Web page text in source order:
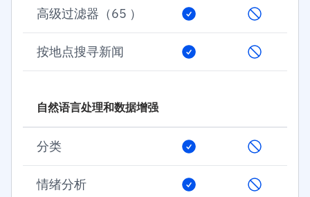
高级过滤器（65 ）
按地点搜寻新闻
自然语言处理和数据增强
分类
情绪分析